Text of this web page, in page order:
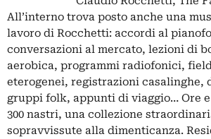
All’interno trova posto anche una
lavoro di Rocchetti: accordi al
conversazioni al mercato, lezioni di
aerobica, programmi radiofonici,
eterogenei, registrazioni casalinghe,
gruppi folk, appunti di viaggio… Ore
300 nastri, una collezione
sopravvissute alla dimenticanza.